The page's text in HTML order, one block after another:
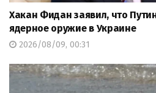
Хакан Фидан заявил, что
ядерное оружие в Украине
2026/08/09, 00:31